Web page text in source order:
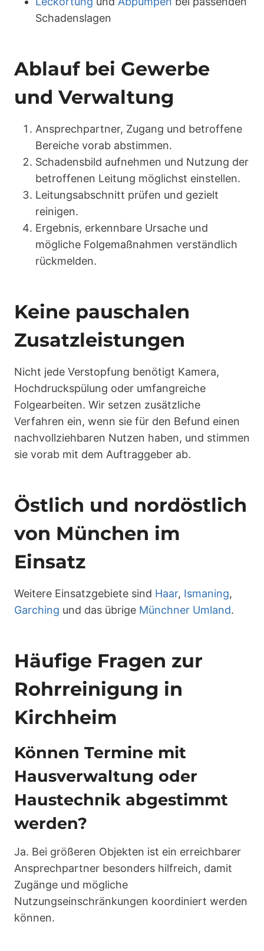
Schadenslagen
Ablauf bei Gewerbe
und Verwaltung
Ansprechpartner, Zugang und betroffene
Bereiche vorab abstimmen.
Schadensbild aufnehmen und Nutzung der
betroffenen Leitung möglichst einstellen.
Leitungsabschnitt prüfen und gezielt
reinigen.
Ergebnis, erkennbare Ursache und
mögliche Folgemaßnahmen verständlich
rückmelden.
Keine pauschalen
Zusatzleistungen
Nicht jede Verstopfung benötigt Kamera,
Hochdruckspülung oder umfangreiche
Folgearbeiten. Wir setzen zusätzliche
Verfahren ein, wenn sie für den Befund einen
nachvollziehbaren Nutzen haben, und stimmen
sie vorab mit dem Auftraggeber ab.
Östlich und nordöstlich
von München im
Einsatz
Weitere Einsatzgebiete sind Haar, Ismaning,
Garching und das übrige Münchner Umland.
Häufige Fragen zur
Rohrreinigung in
Kirchheim
Können Termine mit
Hausverwaltung oder
Haustechnik abgestimmt
werden?
Ja. Bei größeren Objekten ist ein erreichbarer
Ansprechpartner besonders hilfreich, damit
Zugänge und mögliche
Nutzungseinschränkungen koordiniert werden
können.